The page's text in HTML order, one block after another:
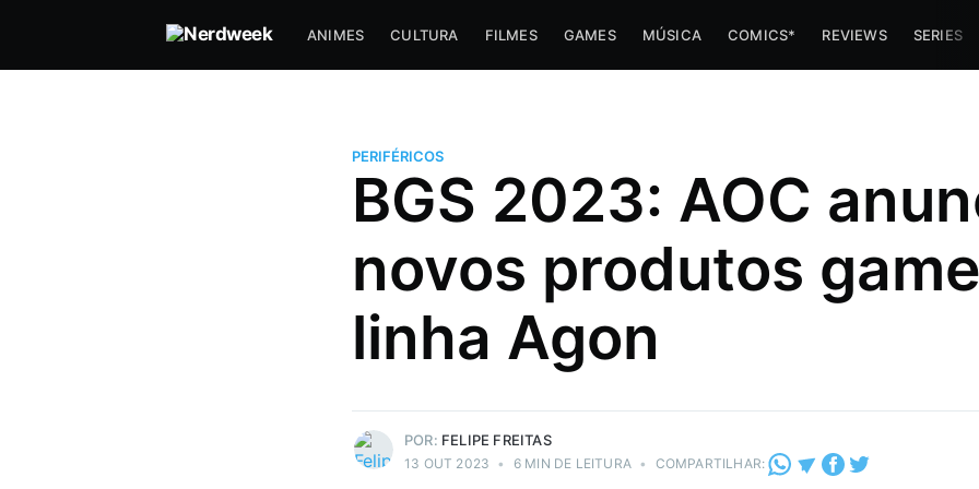
ANIMES CULTURA FILMES GAMES MÚSICA COMICS* REVIEWS SERIES
PERIFÉRICOS
BGS 2023: AOC
novos produtos
linha Agon
Felipe Freitas
Letras Francês. No NW é Repórter, ele
escreve sobre animes, filmes, jogos e
séries sempre ao lado de uma xícara de
café. Se amarra em Souslike e
Metroidvânia. ☕
POR: FELIPE FREITAS
13 OUT 2023 • 6 MIN DE LEITURA • COMPARTILHAR: